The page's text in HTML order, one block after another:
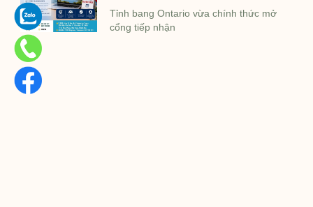
Tỉnh bang Ontario vừa chính thức mở
cổng tiếp nhận